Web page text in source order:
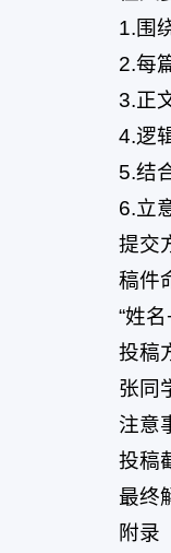
1.围
2.每
3.正
4.逻
5.结
6.立
提交
稿件
“姓
投稿
张同
注意
投稿
最终
附录